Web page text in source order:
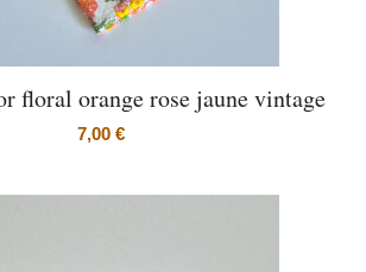
floral orange rose jaune vintage
7,00 €